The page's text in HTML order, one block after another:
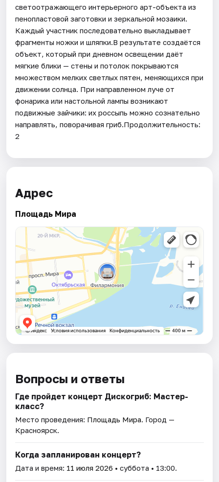
светоотражающего интерьерного арт-объекта из
пенопластовой заготовки и зеркальной мозаики.
Каждый участник последовательно выкладывает
фрагменты ножки и шляпки.В результате создаётся
объект, который при дневном освещении даёт
мягкие блики — стены и потолок покрываются
множеством мелких светлых пятен, меняющихся при
движении солнца. При направленном луче от
фонарика или настольной лампы возникают
подвижные зайчики: их россыпь можно сознательно
направлять, поворачивая гриб.Продолжительность:
2
Адрес
Площадь Мира
Вопросы и ответы
Где пройдет концерт Дискогриб: Мастер-
класс?
Место проведения: Площадь Мира. Город —
Красноярск.
Когда запланирован концерт?
Дата и время: 11 июля 2026 • суббота • 13:00.